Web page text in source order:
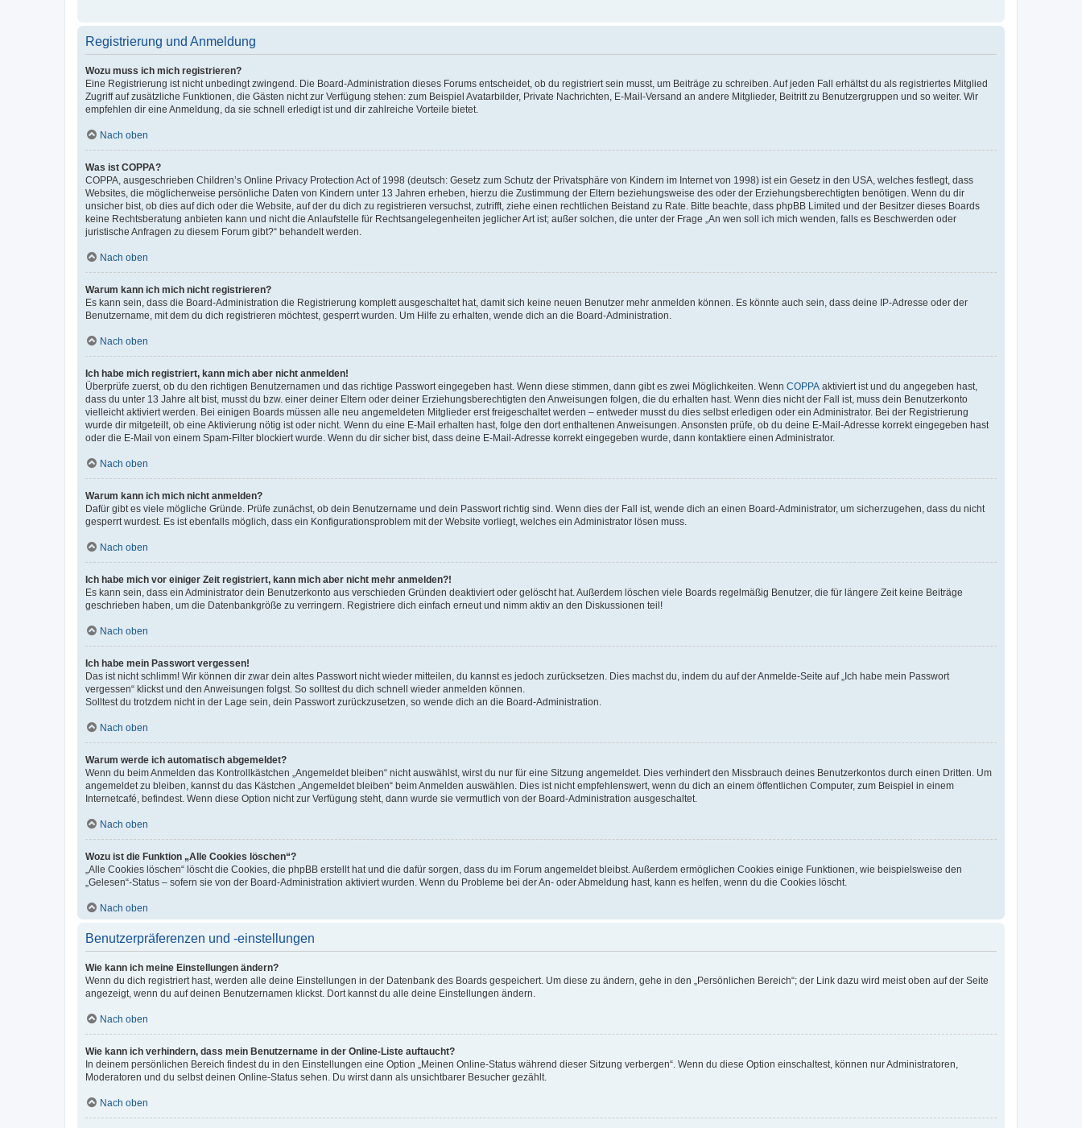
Registrierung und Anmeldung
Wozu muss ich mich registrieren?
Eine Registrierung ist nicht unbedingt zwingend. Die Board-Administration dieses Forums entscheidet, ob du registriert sein musst, um Beiträge zu schreiben. Auf jeden Fall erhältst du als registriertes Mitglied
Zugriff auf zusätzliche Funktionen, die Gästen nicht zur Verfügung stehen: zum Beispiel Avatarbilder, Private Nachrichten, E-Mail-Versand an andere Mitglieder, Beitritt zu Benutzergruppen und so weiter. Wir
empfehlen dir eine Anmeldung, da sie schnell erledigt ist und dir zahlreiche Vorteile bietet.
Nach oben
Was ist COPPA?
COPPA, ausgeschrieben Children’s Online Privacy Protection Act of 1998 (deutsch: Gesetz zum Schutz der Privatsphäre von Kindern im Internet von 1998) ist ein Gesetz in den USA, welches festlegt, dass
Websites, die möglicherweise persönliche Daten von Kindern unter 13 Jahren erheben, hierzu die Zustimmung der Eltern beziehungsweise des oder der Erziehungsberechtigten benötigen. Wenn du dir
unsicher bist, ob dies auf dich oder die Website, auf der du dich zu registrieren versuchst, zutrifft, ziehe einen rechtlichen Beistand zu Rate. Bitte beachte, dass phpBB Limited und der Besitzer dieses Boards
keine Rechtsberatung anbieten kann und nicht die Anlaufstelle für Rechtsangelegenheiten jeglicher Art ist; außer solchen, die unter der Frage „An wen soll ich mich wenden, falls es Beschwerden oder
juristische Anfragen zu diesem Forum gibt?“ behandelt werden.
Nach oben
Warum kann ich mich nicht registrieren?
Es kann sein, dass die Board-Administration die Registrierung komplett ausgeschaltet hat, damit sich keine neuen Benutzer mehr anmelden können. Es könnte auch sein, dass deine IP-Adresse oder der
Benutzername, mit dem du dich registrieren möchtest, gesperrt wurden. Um Hilfe zu erhalten, wende dich an die Board-Administration.
Nach oben
Ich habe mich registriert, kann mich aber nicht anmelden!
Überprüfe zuerst, ob du den richtigen Benutzernamen und das richtige Passwort eingegeben hast. Wenn diese stimmen, dann gibt es zwei Möglichkeiten. Wenn COPPA aktiviert ist und du angegeben hast,
dass du unter 13 Jahre alt bist, musst du bzw. einer deiner Eltern oder deiner Erziehungsberechtigten den Anweisungen folgen, die du erhalten hast. Wenn dies nicht der Fall ist, muss dein Benutzerkonto
vielleicht aktiviert werden. Bei einigen Boards müssen alle neu angemeldeten Mitglieder erst freigeschaltet werden – entweder musst du dies selbst erledigen oder ein Administrator. Bei der Registrierung
wurde dir mitgeteilt, ob eine Aktivierung nötig ist oder nicht. Wenn du eine E-Mail erhalten hast, folge den dort enthaltenen Anweisungen. Ansonsten prüfe, ob du deine E-Mail-Adresse korrekt eingegeben hast
oder die E-Mail von einem Spam-Filter blockiert wurde. Wenn du dir sicher bist, dass deine E-Mail-Adresse korrekt eingegeben wurde, dann kontaktiere einen Administrator.
Nach oben
Warum kann ich mich nicht anmelden?
Dafür gibt es viele mögliche Gründe. Prüfe zunächst, ob dein Benutzername und dein Passwort richtig sind. Wenn dies der Fall ist, wende dich an einen Board-Administrator, um sicherzugehen, dass du nicht
gesperrt wurdest. Es ist ebenfalls möglich, dass ein Konfigurationsproblem mit der Website vorliegt, welches ein Administrator lösen muss.
Nach oben
Ich habe mich vor einiger Zeit registriert, kann mich aber nicht mehr anmelden?!
Es kann sein, dass ein Administrator dein Benutzerkonto aus verschieden Gründen deaktiviert oder gelöscht hat. Außerdem löschen viele Boards regelmäßig Benutzer, die für längere Zeit keine Beiträge
geschrieben haben, um die Datenbankgröße zu verringern. Registriere dich einfach erneut und nimm aktiv an den Diskussionen teil!
Nach oben
Ich habe mein Passwort vergessen!
Das ist nicht schlimm! Wir können dir zwar dein altes Passwort nicht wieder mitteilen, du kannst es jedoch zurücksetzen. Dies machst du, indem du auf der Anmelde-Seite auf „Ich habe mein Passwort
vergessen“ klickst und den Anweisungen folgst. So solltest du dich schnell wieder anmelden können.
Solltest du trotzdem nicht in der Lage sein, dein Passwort zurückzusetzen, so wende dich an die Board-Administration.
Nach oben
Warum werde ich automatisch abgemeldet?
Wenn du beim Anmelden das Kontrollkästchen „Angemeldet bleiben“ nicht auswählst, wirst du nur für eine Sitzung angemeldet. Dies verhindert den Missbrauch deines Benutzerkontos durch einen Dritten. Um
angemeldet zu bleiben, kannst du das Kästchen „Angemeldet bleiben“ beim Anmelden auswählen. Dies ist nicht empfehlenswert, wenn du dich an einem öffentlichen Computer, zum Beispiel in einem
Internetcafé, befindest. Wenn diese Option nicht zur Verfügung steht, dann wurde sie vermutlich von der Board-Administration ausgeschaltet.
Nach oben
Wozu ist die Funktion „Alle Cookies löschen“?
„Alle Cookies löschen“ löscht die Cookies, die phpBB erstellt hat und die dafür sorgen, dass du im Forum angemeldet bleibst. Außerdem ermöglichen Cookies einige Funktionen, wie beispielsweise den
„Gelesen“-Status – sofern sie von der Board-Administration aktiviert wurden. Wenn du Probleme bei der An- oder Abmeldung hast, kann es helfen, wenn du die Cookies löscht.
Nach oben
Benutzerpräferenzen und -einstellungen
Wie kann ich meine Einstellungen ändern?
Wenn du dich registriert hast, werden alle deine Einstellungen in der Datenbank des Boards gespeichert. Um diese zu ändern, gehe in den „Persönlichen Bereich“; der Link dazu wird meist oben auf der Seite
angezeigt, wenn du auf deinen Benutzernamen klickst. Dort kannst du alle deine Einstellungen ändern.
Nach oben
Wie kann ich verhindern, dass mein Benutzername in der Online-Liste auftaucht?
In deinem persönlichen Bereich findest du in den Einstellungen eine Option „Meinen Online-Status während dieser Sitzung verbergen“. Wenn du diese Option einschaltest, können nur Administratoren,
Moderatoren und du selbst deinen Online-Status sehen. Du wirst dann als unsichtbarer Besucher gezählt.
Nach oben